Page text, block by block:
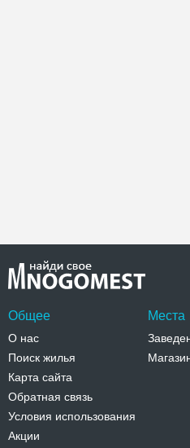
Общее
О нас
Поиск жилья
Карта сайта
Обратная связь
Условия использования
Акции
Места